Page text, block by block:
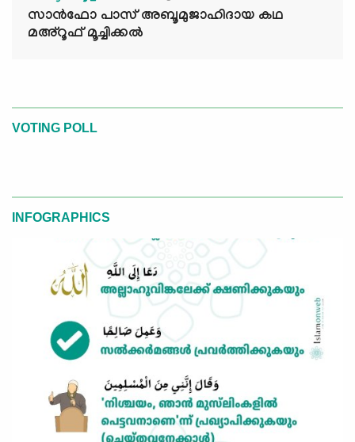
സാൻഫോ പാസ് അബൂമുജാഹിദായ കഥ
മഅ്റൂഫ് മൂച്ചിക്കല്‍
VOTING POLL
INFOGRAPHICS